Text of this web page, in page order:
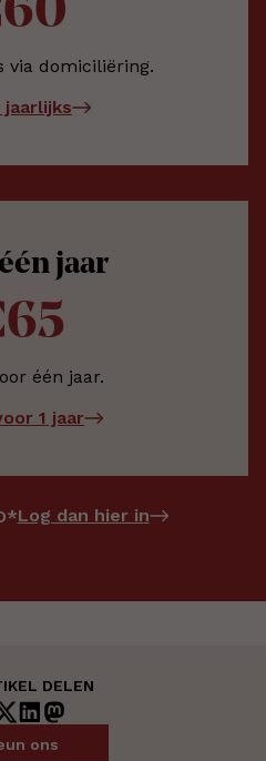
via domiciliëring.
jaarlijks
jaar
één jaar.
1 jaar
Log dan hier in
DELEN
ons